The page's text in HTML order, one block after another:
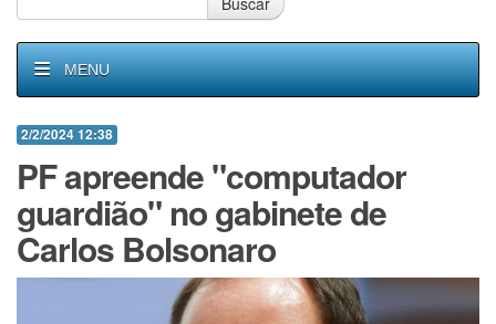
MENU
2/2/2024 12:38
PF apreende "computador
guardião" no gabinete de
Carlos Bolsonaro